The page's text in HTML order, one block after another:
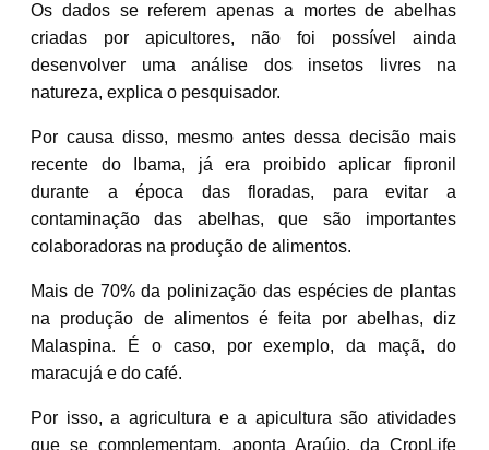
Os dados se referem apenas a mortes de abelhas
criadas por apicultores, não foi possível ainda
desenvolver uma análise dos insetos livres na
natureza, explica o pesquisador.
Por causa disso, mesmo antes dessa decisão mais
recente do Ibama, já era proibido aplicar fipronil
durante a época das floradas, para evitar a
contaminação das abelhas, que são importantes
colaboradoras na produção de alimentos.
Mais de 70% da polinização das espécies de plantas
na produção de alimentos é feita por abelhas, diz
Malaspina. É o caso, por exemplo, da maçã, do
maracujá e do café.
Por isso, a agricultura e a apicultura são atividades
que se complementam, aponta Araújo, da CropLife